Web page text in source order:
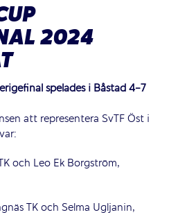
2024
spelades i Båstad 4-7
att representera SvTF Öst i
och Leo Ek Borgström,
TK och Selma Ugljanin,